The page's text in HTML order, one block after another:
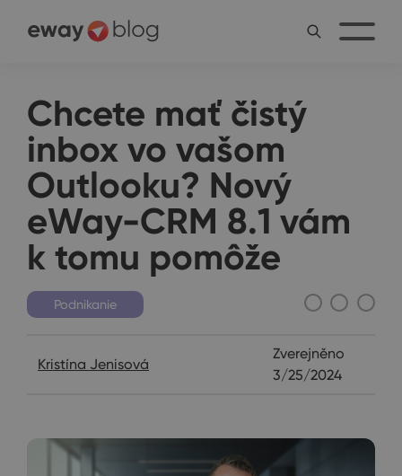
Chcete mať čistý
inbox vo vašom
Outlooku? Nový
eWay-CRM 8.1 vám
k tomu pomôže
Podnikanie
Kristína Jenisová
Zverejněno
3/25/2024